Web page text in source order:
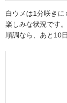
白ウメは1分咲き
楽しみな状況です。
順調なら、あと10